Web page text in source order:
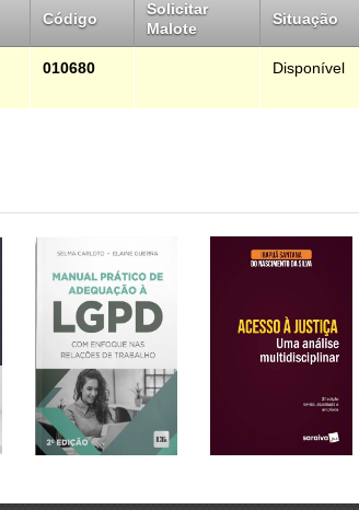
Código
Solicitar
Malote
Situação
010680 Disponível